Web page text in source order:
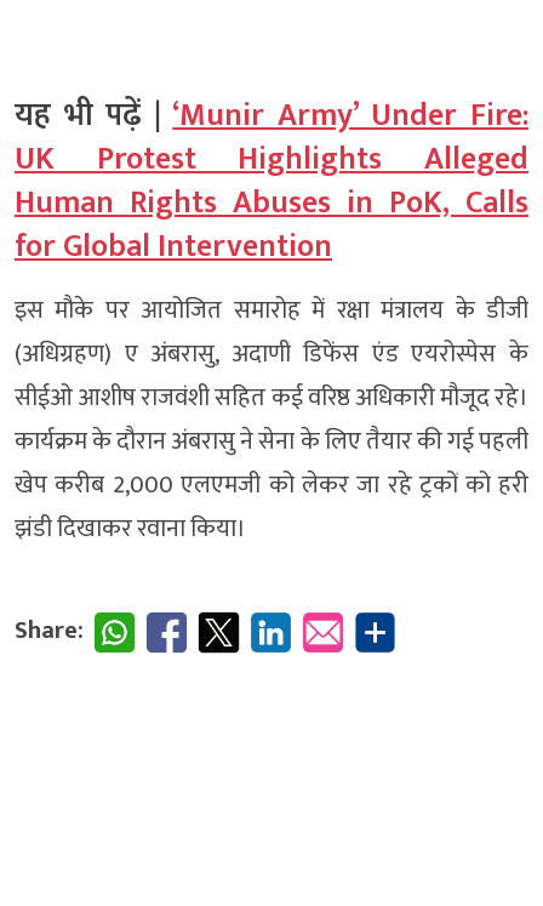
यह भी पढ़ें |‘Munir Army’ Under Fire:
UK Protest Highlights Alleged
Human Rights Abuses in PoK, Calls
for Global Intervention
इस मौके पर आयोजित समारोह में रक्षा मंत्रालय के डीजी
(अधिग्रहण) ए अंबरासु, अदाणी डिफेंस एंड एयरोस्पेस के
सीईओ आशीष राजवंशी सहित कई वरिष्ठ अधिकारी मौजूद रहे।
कार्यक्रम के दौरान अंबरासु ने सेना के लिए तैयार की गई पहली
खेप करीब 2,000 एलएमजी को लेकर जा रहे ट्रकों को हरी
झंडी दिखाकर रवाना किया।
Share: